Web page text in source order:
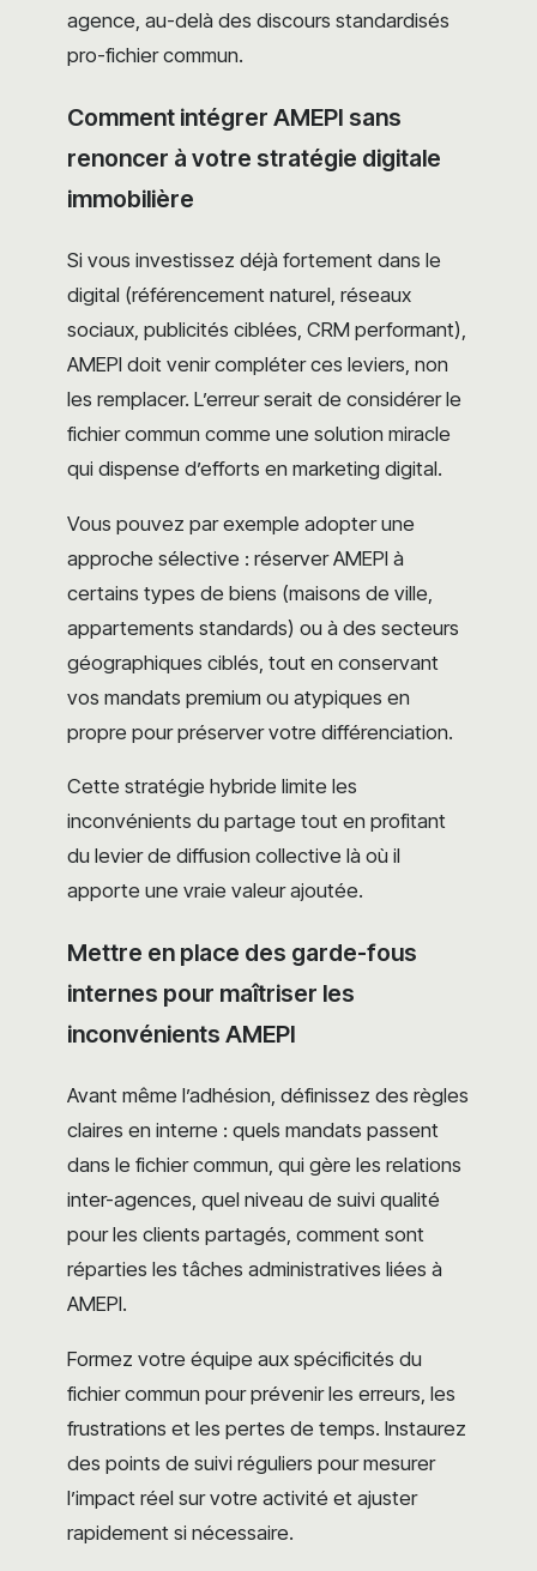
agence, au-delà des discours standardisés
pro-fichier commun.
Comment intégrer AMEPI sans
renoncer à votre stratégie digitale
immobilière
Si vous investissez déjà fortement dans le
digital (référencement naturel, réseaux
sociaux, publicités ciblées, CRM performant),
AMEPI doit venir compléter ces leviers, non
les remplacer. L’erreur serait de considérer le
fichier commun comme une solution miracle
qui dispense d’efforts en marketing digital.
Vous pouvez par exemple adopter une
approche sélective : réserver AMEPI à
certains types de biens (maisons de ville,
appartements standards) ou à des secteurs
géographiques ciblés, tout en conservant
vos mandats premium ou atypiques en
propre pour préserver votre différenciation.
Cette stratégie hybride limite les
inconvénients du partage tout en profitant
du levier de diffusion collective là où il
apporte une vraie valeur ajoutée.
Mettre en place des garde-fous
internes pour maîtriser les
inconvénients AMEPI
Avant même l’adhésion, définissez des règles
claires en interne : quels mandats passent
dans le fichier commun, qui gère les relations
inter-agences, quel niveau de suivi qualité
pour les clients partagés, comment sont
réparties les tâches administratives liées à
AMEPI.
Formez votre équipe aux spécificités du
fichier commun pour prévenir les erreurs, les
frustrations et les pertes de temps. Instaurez
des points de suivi réguliers pour mesurer
l’impact réel sur votre activité et ajuster
rapidement si nécessaire.